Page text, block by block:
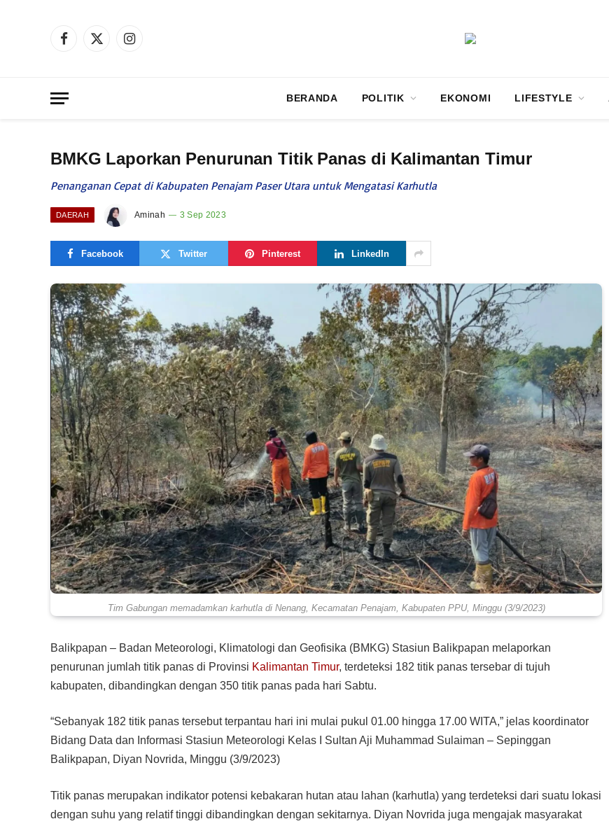
Facebook
X
Instagram
BERANDA POLITIK EKONOMI LIFESTYLE
BMKG Laporkan Penurunan Titik Panas di Kalimantan Timur
Penanganan Cepat di Kabupaten Penajam Paser Utara untuk Mengatasi Karhutla
DAERAH Aminah 3 Sep 2023
Facebook Twitter Pinterest LinkedIn
Tim Gabungan memadamkan karhutla di Nenang, Kecamatan Penajam, Kabupaten PPU, Minggu (3/9/2023)
Balikpapan – Badan Meteorologi, Klimatologi dan Geofisika (BMKG) Stasiun Balikpapan melaporkan
penurunan jumlah titik panas di Provinsi Kalimantan Timur, terdeteksi 182 titik panas tersebar di tujuh
kabupaten, dibandingkan dengan 350 titik panas pada hari Sabtu.
“Sebanyak 182 titik panas tersebut terpantau hari ini mulai pukul 01.00 hingga 17.00 WITA,” jelas koordinator
Bidang Data dan Informasi Stasiun Meteorologi Kelas I Sultan Aji Muhammad Sulaiman – Sepinggan
Balikpapan, Diyan Novrida, Minggu (3/9/2023)
Titik panas merupakan indikator potensi kebakaran hutan atau lahan (karhutla) yang terdeteksi dari suatu lokasi
dengan suhu yang relatif tinggi dibandingkan dengan sekitarnya. Diyan Novrida juga mengajak masyarakat